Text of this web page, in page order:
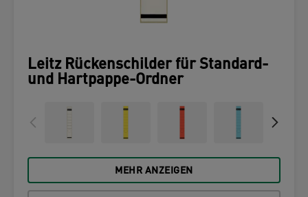
Leitz Rückenschilder für Standard-
und Hartpappe-Ordner
MEHR ANZEIGEN